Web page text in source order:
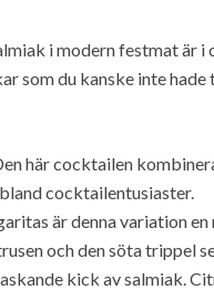
i modern festmat är
som du kanske inte
här cocktailen
cocktailentusiaster.
är denna variation
och den söta trippel
kick av salmiak.